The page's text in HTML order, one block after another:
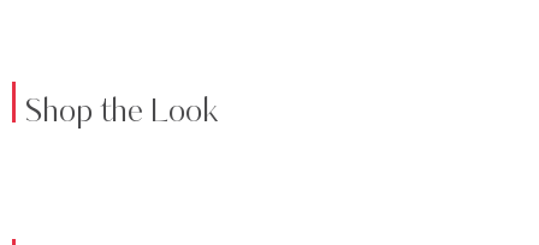
Shop the Look